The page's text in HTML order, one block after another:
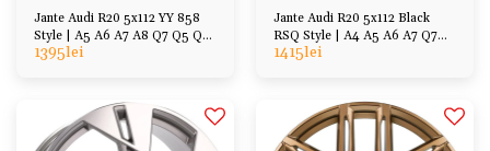
Jante Audi R20 5x112 YY 858
Style | A5 A6 A7 A8 Q7 Q5 Q3,
VW, Cupra
1395lei
Jante Audi R20 5x112 Black
RSQ Style | A4 A5 A6 A7 Q7
Q5 Q3
1415lei